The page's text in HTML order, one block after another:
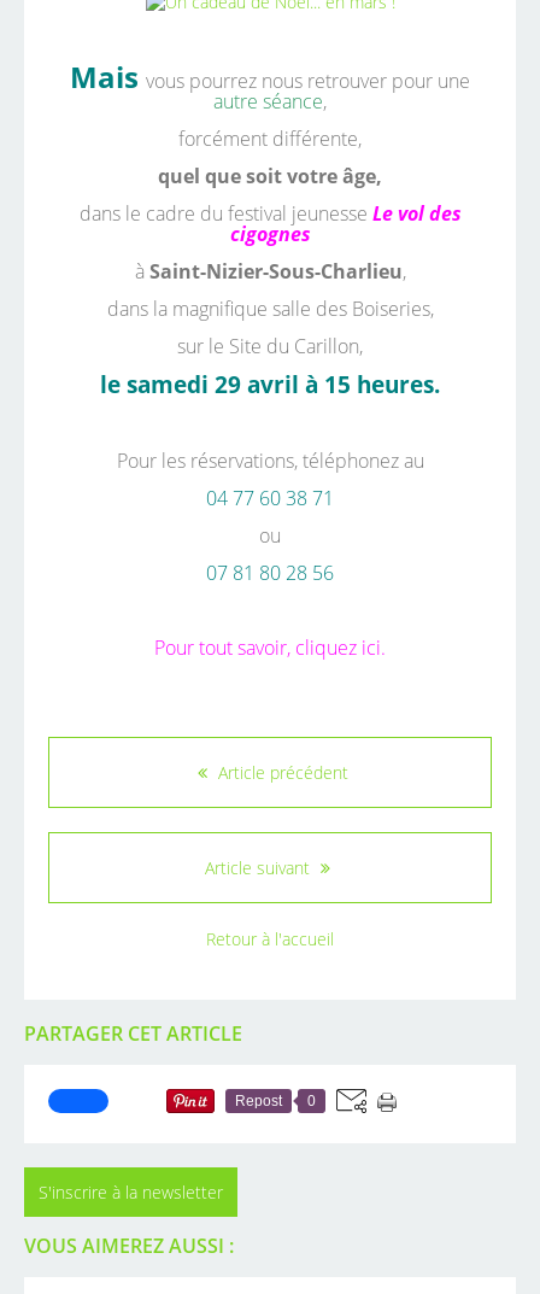
Mais vous pourrez nous retrouver pour une
autre séance,
forcément différente,
quel que soit votre âge,
dans le cadre du festival jeunesse Le vol des
cigognes
à Saint-Nizier-Sous-Charlieu,
dans la magnifique salle des Boiseries,
sur le Site du Carillon,
le samedi 29 avril à 15 heures.
Pour les réservations, téléphonez au
04 77 60 38 71
ou
07 81 80 28 56
Pour tout savoir, cliquez ici.
Article précédent
Article suivant
Retour à l'accueil
PARTAGER CET ARTICLE
Repost 0
S'inscrire à la newsletter
VOUS AIMEREZ AUSSI :